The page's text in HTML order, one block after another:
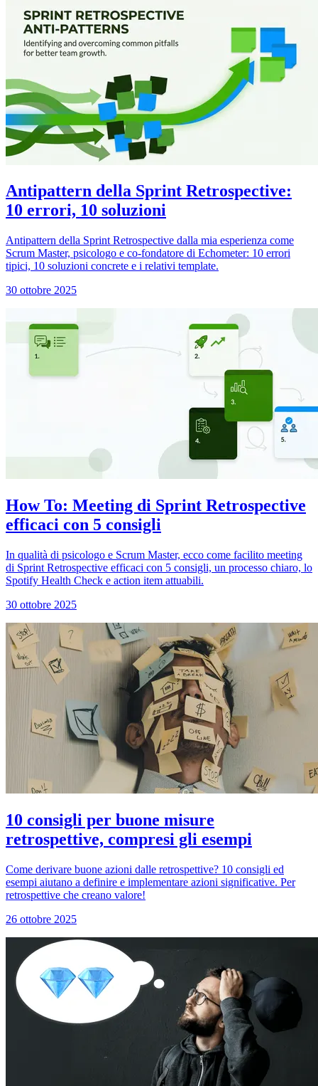
Antipattern della Sprint Retrospective:
10 errori, 10 soluzioni
Antipattern della Sprint Retrospective dalla mia esperienza come
Scrum Master, psicologo e co-fondatore di Echometer: 10 errori
tipici, 10 soluzioni concrete e i relativi template.
30 ottobre 2025
How To: Meeting di Sprint Retrospective
efficaci con 5 consigli
In qualità di psicologo e Scrum Master, ecco come facilito meeting
di Sprint Retrospective efficaci con 5 consigli, un processo chiaro, lo
Spotify Health Check e action item attuabili.
30 ottobre 2025
10 consigli per buone misure
retrospettive, compresi gli esempi
Come derivare buone azioni dalle retrospettive? 10 consigli ed
esempi aiutano a definire e implementare azioni significative. Per
retrospettive che creano valore!
26 ottobre 2025